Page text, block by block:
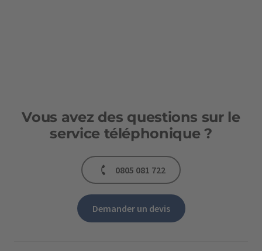
Vous avez des questions sur le
service téléphonique ?
0805 081 722
Demander un devis